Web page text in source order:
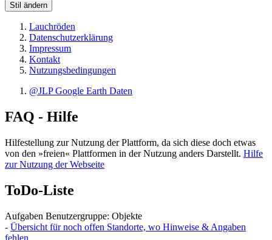
Stil ändern
Lauchröden
Datenschutzerklärung
Impressum
Kontakt
Nutzungsbedingungen
@JLP Google Earth Daten
FAQ - Hilfe
Hilfestellung zur Nutzung der Plattform, da sich diese doch etwas
von den »freien« Plattformen in der Nutzung anders Darstellt. Hilfe
zur Nutzung der Webseite
ToDo-Liste
Aufgaben Benutzergruppe: Objekte
- Übersicht für noch offen Standorte, wo Hinweise & Angaben
fehlen.